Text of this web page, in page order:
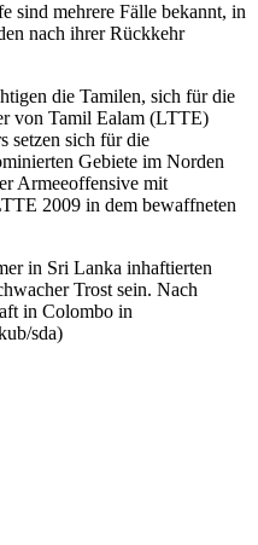
sind mehrere Fälle bekannt, in
nach ihrer Rückkehr
die Tamilen, sich für die
von Tamil Ealam (LTTE)
setzen sich für die
Gebiete im Norden
Armeeoffensive mit
2009 in dem bewaffneten
in Sri Lanka inhaftierten
Trost sein. Nach
in Colombo in
sda)